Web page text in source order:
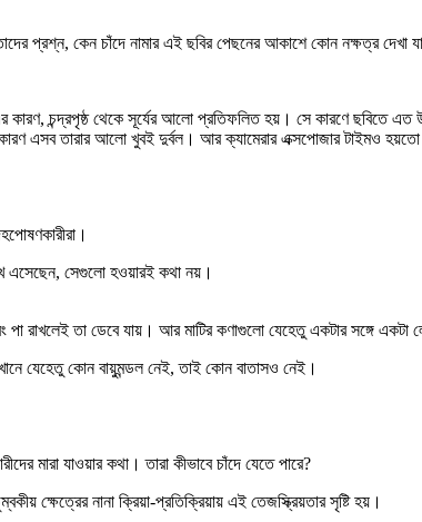
প্রশ্ন, কেন চাঁদে নামার এই ছবির পেছনের আকাশে কোন নক্ষত্র দেখা
এর কারণ, চন্দ্রপৃষ্ঠ থেকে সূর্যের আলো প্রতিফলিত হয়। সে কারণে
এসব তারার আলো খুবই দুর্বল। আর ক্যামেরার এক্সপোজার টাইমও
এসেছেন, সেগুলো হওয়ারই কথা নয়।
রাখলেই তা ডেবে যায়। আর মাটির কণাগুলো যেহেতু একটার সঙ্গে
যেহেতু কোন বায়ুমন্ডল নেই, তাই কোন বাতাসও নেই।
মারা যাওয়ার কথা। তারা কীভাবে চাঁদে যেতে পারে?
ক্ষেত্রের নানা ক্রিয়া-প্রতিক্রিয়ায় এই তেজস্ক্রিয়তার সৃষ্টি হয়।